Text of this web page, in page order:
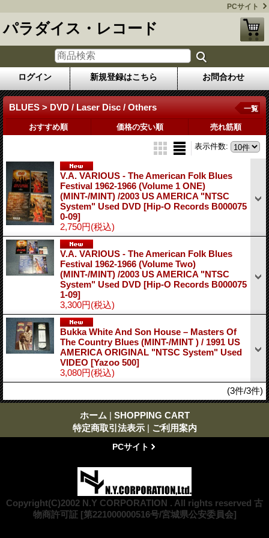
PCサイト
パラダイス・レコード
ログイン 新規登録はこちら お問合わせ
BLUES > DVD / Laser Disc / Others 一覧
おすすめ順 価格の安い順 売れ筋順
表示件数:
V.A. VARIOUS - The American Folk Blues
Festival 1962-1966 (Volume 1 ONE)
(MINT-/MINT) /2003 US AMERICA "NTSC
System" Used DVD [Hip-O Records B000075
0-09]
2,750円(税込)
V.A. VARIOUS - The American Folk Blues
Festival 1962-1966 (Volume Two)
(MINT-/MINT) /2003 US AMERICA "NTSC
System" Used DVD [Hip-O Records B000075
1-09]
3,300円(税込)
Bukka White And Son House ‎– Masters Of
The Country Blues (MINT-/MINT ) / 1991 US
AMERICA ORIGINAL "NTSC System" Used
VIDEO [Yazoo 500]
3,080円(税込)
(3件/3件)
ホーム | SHOPPING CART
特定商取引法表示 | ご利用案内
PCサイト
Copyright(C)2002 N.Y CORPORATION . All rights reserved 古
物商許可証 [第221000000516号/宮城県公安委員会]